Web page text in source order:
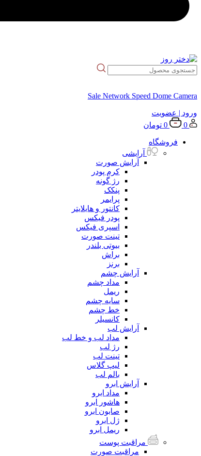
Sale Network Speed Dome Camera
ورود | عضویت
0
0 تومان
فروشگاه
آرایشی
آرایش صورت
کرم پودر
رژ گونه
پنکک
پرایمر
کانتور و هایلایتر
پودر فیکس
اسپری فیکس
تینت صورت
بیوتی بلندر
براش
برنز
آرایش چشم
مداد چشم
ریمل
سایه چشم
خط چشم
کانسیلر
آرایش لب
مداد لب و خط لب
رژ لب
تینت لب
لیپ گلاس
بالم لب
آرایش ابرو
مداد ابرو
هاشور ابرو
صابون ابرو
ژل ابرو
ریمل ابرو
مراقبت پوست
مراقبت صورت